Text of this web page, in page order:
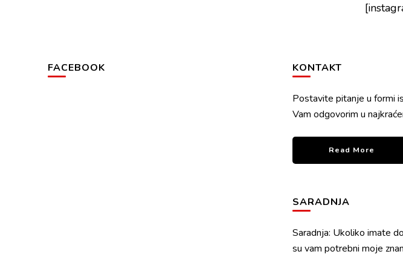
FACEBOOK KONTAKT
Postavite pitanje u formi
Vam odgovorim u
Read More
SARADNJA
Saradnja: Ukoliko imate
su vam potrebni moje